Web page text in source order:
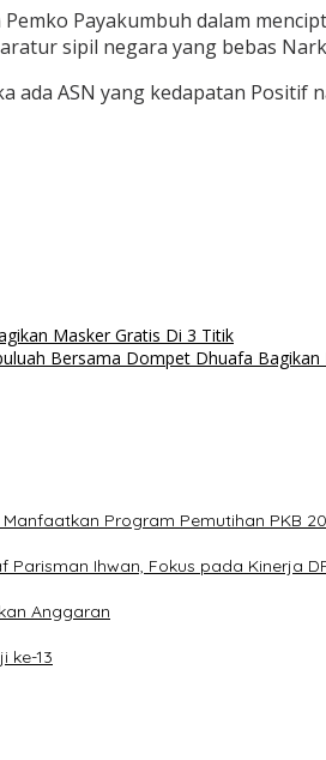
Payakumbuh dalam
sipil negara yang bebas
ASN yang kedapatan Positif
Masker Gratis Di 3 Titik
Bersama Dompet Dhuafa Bagikan
Program Pemutihan PKB
Ihwan, Fokus pada Kinerja
Anggaran
ke-13